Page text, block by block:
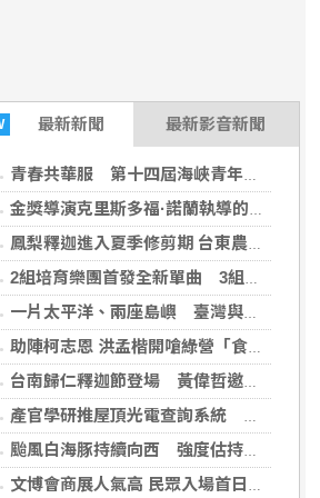
最新新聞 最新影音新聞
青春共華服 第十四屆海峽青年薈·2026海峽青年漢服文化交流薈在福州舉行
金獎導演克里斯多福·諾蘭執導的史詩電影《奧德賽》專業分析IMAX 拍攝法
鳳梨釋迦進入夏季修剪期 台東農改場籲防治粉介殼蟲
2組培育樂團首發全新單曲 3組人氣樂團同台開唱 從產業開箱到駁二開唱！「高速青春」音樂展演8/23免費登場
一片太平洋、兩座島嶼 臺灣與夏威夷深化海洋廢棄物治理合作 臺美聯手跨太平洋治海廢
助陣柯志恩 洪孟楷開嗆綠營「食安與防疫無能」
台南歸仁釋迦節登場 黃偉哲邀全民體驗
產官學研推屋頂光電查詢系統 輸入門牌可測出潛力
颱風白海豚持續向西 強度估持續減弱
文博會商展人氣高 民眾入場首日估逾8萬人次
(今傳媒 2026-08-08 12:38:52)